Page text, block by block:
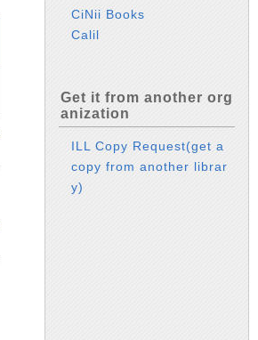
CiNii Books
Calil
Get it from another org
anization
ILL Copy Request(get a
copy from another librar
y)